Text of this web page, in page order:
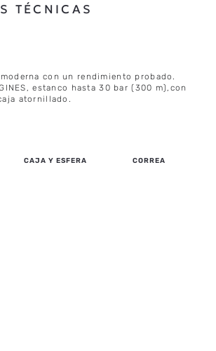
TÉCNICAS
con un rendimiento probado.
estanco hasta 30 bar (300 m),con
atornillado.
CAJA Y ESFERA CORREA